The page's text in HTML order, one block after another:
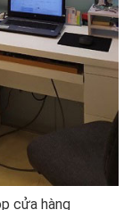
cửa hàng